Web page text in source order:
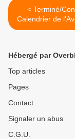
< Terminé/Concours
Calendrier de
Hébergé par
Top articles
Pages
Contact
Signaler un abus
C.G.U.